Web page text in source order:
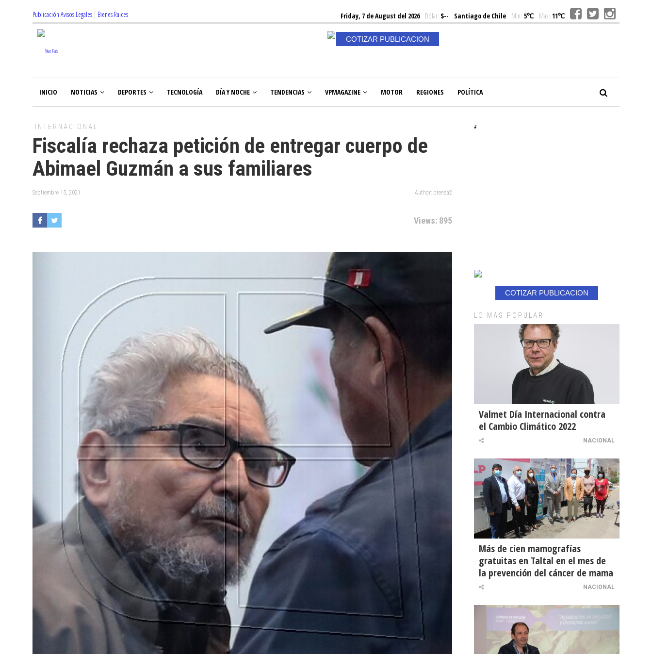
Publicación Avisos Legales | Bienes Raices Friday, 7 de August del 2026Dólar: $-- Santiago de Chile Min: 5℃ Max: 11℃
COTIZAR PUBLICACION
INICIO NOTICIAS DEPORTES TECNOLOGÍA DÍA Y NOCHE TENDENCIAS VPMAGAZINE MOTOR REGIONES POLÍTICA
INTERNACIONAL
Fiscalía rechaza petición de entregar cuerpo de
Abimael Guzmán a sus familiares
Septiembre 15, 2021 Author: prensa2
Views: 895
#
COTIZAR PUBLICACION
LO MAS POPULAR
Valmet Día Internacional contra
el Cambio Climático 2022
NACIONAL
Más de cien mamografías
gratuitas en Taltal en el mes de
la prevención del cáncer de mama
NACIONAL